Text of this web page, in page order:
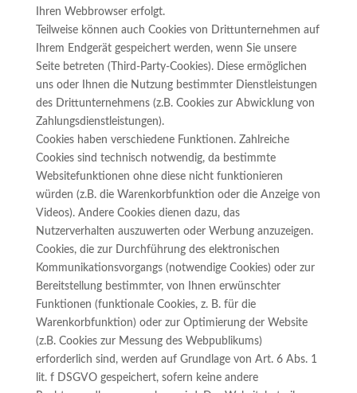
Ihren Webbrowser erfolgt.
Teilweise können auch Cookies von Drittunternehmen auf
Ihrem Endgerät gespeichert werden, wenn Sie unsere
Seite betreten (Third-Party-Cookies). Diese ermöglichen
uns oder Ihnen die Nutzung bestimmter Dienstleistungen
des Drittunternehmens (z.B. Cookies zur Abwicklung von
Zahlungsdienstleistungen).
Cookies haben verschiedene Funktionen. Zahlreiche
Cookies sind technisch notwendig, da bestimmte
Websitefunktionen ohne diese nicht funktionieren
würden (z.B. die Warenkorbfunktion oder die Anzeige von
Videos). Andere Cookies dienen dazu, das
Nutzerverhalten auszuwerten oder Werbung anzuzeigen.
Cookies, die zur Durchführung des elektronischen
Kommunikationsvorgangs (notwendige Cookies) oder zur
Bereitstellung bestimmter, von Ihnen erwünschter
Funktionen (funktionale Cookies, z. B. für die
Warenkorbfunktion) oder zur Optimierung der Website
(z.B. Cookies zur Messung des Webpublikums)
erforderlich sind, werden auf Grundlage von Art. 6 Abs. 1
lit. f DSGVO gespeichert, sofern keine andere